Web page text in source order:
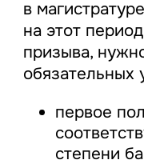
в
на этот
призыва,
обязательных
первое
степени